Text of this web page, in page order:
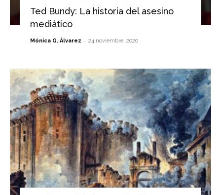
Ted Bundy: La historia del asesino
mediático
Mónica G. Álvarez - 24 noviembre, 2020